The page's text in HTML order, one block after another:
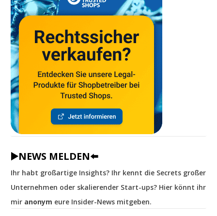
▶️NEWS MELDEN⬅️
Ihr habt großartige Insights? Ihr kennt die Secrets großer
Unternehmen oder skalierender Start-ups? Hier könnt ihr
mir anonym eure Insider-News mitgeben.